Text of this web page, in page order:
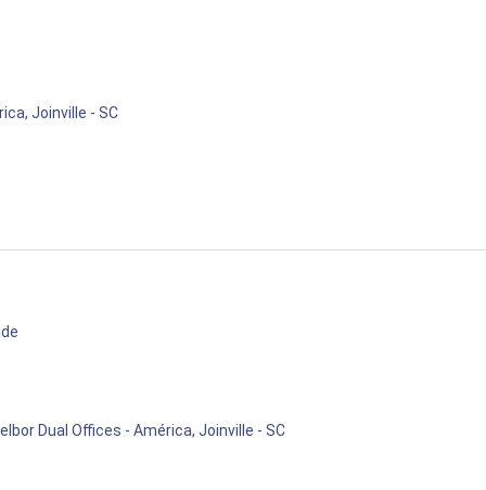
Joinville - SC
Dual Offices - América, Joinville - SC